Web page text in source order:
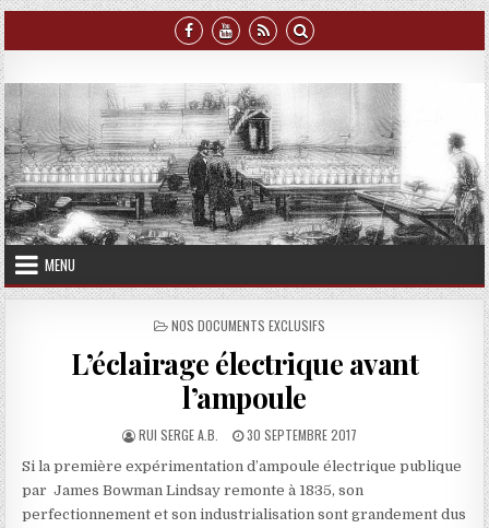
Skip
to
content
Luminaris
MENU
POSTED
NOS DOCUMENTS EXCLUSIFS
L’éclairage électrique avant
l’ampoule
AUTHOR:
RUI SERGE A.B.
PUBLISHED
30 SEPTEMBRE 2017
Si la première expérimentation d’ampoule électrique publique
par James Bowman Lindsay remonte à 1835, son
perfectionnement et son industrialisation sont grandement dus